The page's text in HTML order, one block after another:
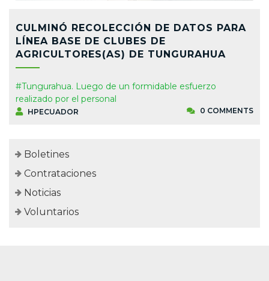
CULMINÓ RECOLECCIÓN DE DATOS PARA
LÍNEA BASE DE CLUBES DE
AGRICULTORES(AS) DE TUNGURAHUA
#Tungurahua. Luego de un formidable esfuerzo
realizado por el personal
HPECUADOR 0 COMMENTS
Boletines
Contrataciones
Noticias
Voluntarios